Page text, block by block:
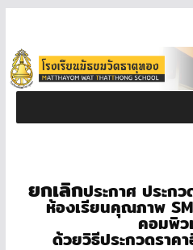
ยกเลิกประกาศ ประก
ห้องเรียนคุณภาพ
คอมพิว
ด้วยวิธีประกวดราค